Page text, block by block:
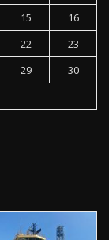
15
16
22
23
29
30